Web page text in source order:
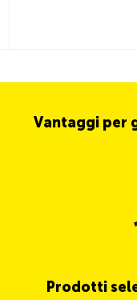
Vantaggi per
Prodotti